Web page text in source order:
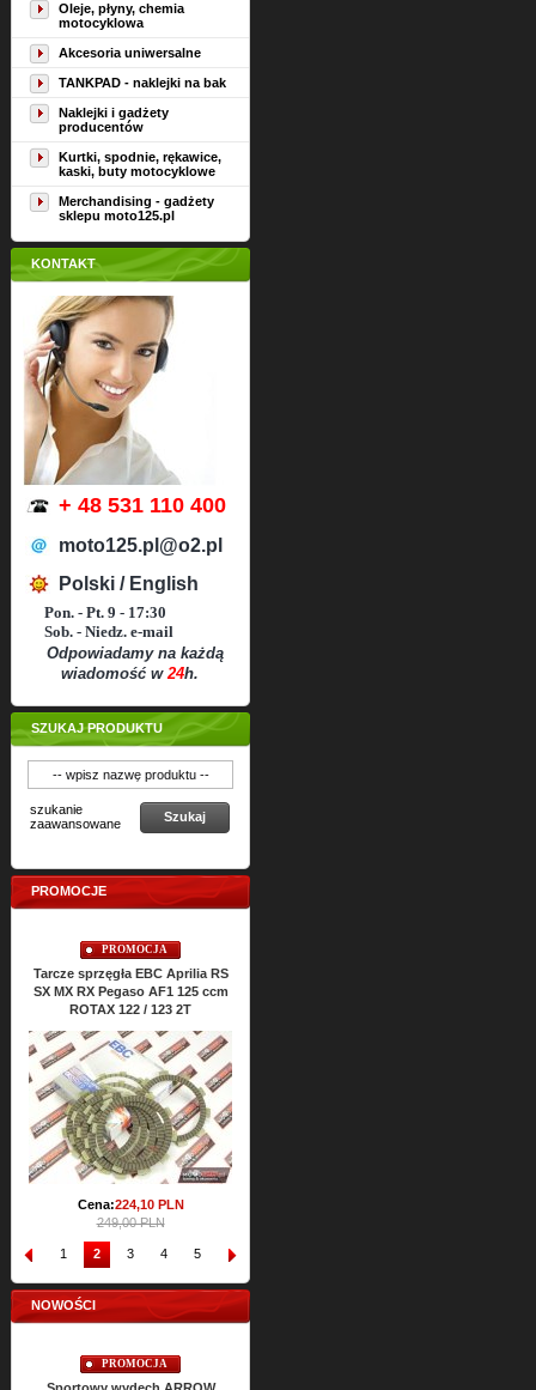
Oleje, płyny, chemia
motocyklowa
Akcesoria uniwersalne
TANKPAD - naklejki na bak
Naklejki i gadżety
producentów
Kurtki, spodnie, rękawice,
kaski, buty motocyklowe
Merchandising - gadżety
sklepu moto125.pl
KONTAKT
+ 48 531 110 400
moto125.pl@o2.pl
Polski / English
Pon. - Pt. 9 - 17:30
Sob. - Niedz. e-mail
Odpowiadamy na każdą
wiadomość w24h.
SZUKAJ PRODUKTU
szukanie
zaawansowane
Szukaj
PROMOCJE
PROMOCJA
Tarcze sprzęgła EBC Aprilia RS
SX MX RX Pegaso AF1 125 ccm
ROTAX 122 / 123 2T
Cena:224,10PLN
249,00 PLN
1 2 3 4 5 6
NOWOŚCI
PROMOCJA